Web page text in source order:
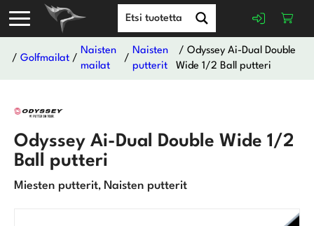
/Golfmailat /
Naisten
mailat
/
Naisten
putterit
/ Odyssey Ai-Dual Double
Wide 1/2 Ball putteri
Odyssey Ai-Dual Double Wide 1/2
Ball putteri
Miesten putterit, Naisten putterit